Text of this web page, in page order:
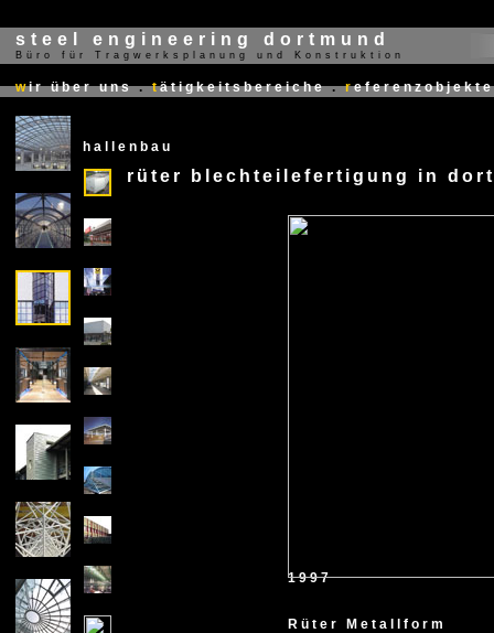
steel engineering dortmund
Büro für Tragwerksplanung und Konstruktion
wir über uns . tätigkeitsbereiche . referenzobjekte
hallenbau
X
rüter blechteilefertigung in
1997
Rüter Metallform